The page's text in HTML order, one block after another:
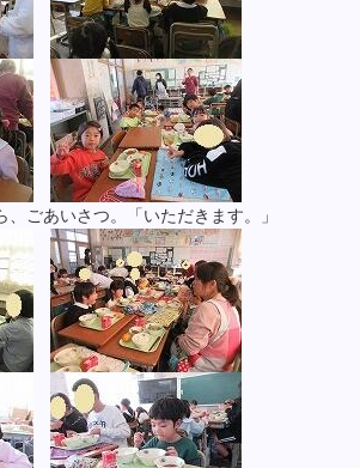
、ごあいさつ。「いただきます。」